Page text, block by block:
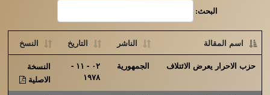
البحث:
اسم المقالة الناشر التاريخ
النسخ
حزب الاحرار يعرض الائتلاف
الجمهورية
٠٢ - ١١ -
١٩٧٨
النسخة
الاصلية